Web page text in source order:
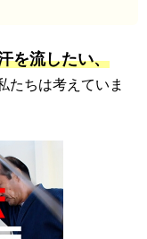
を流したい、
たちは考えていま